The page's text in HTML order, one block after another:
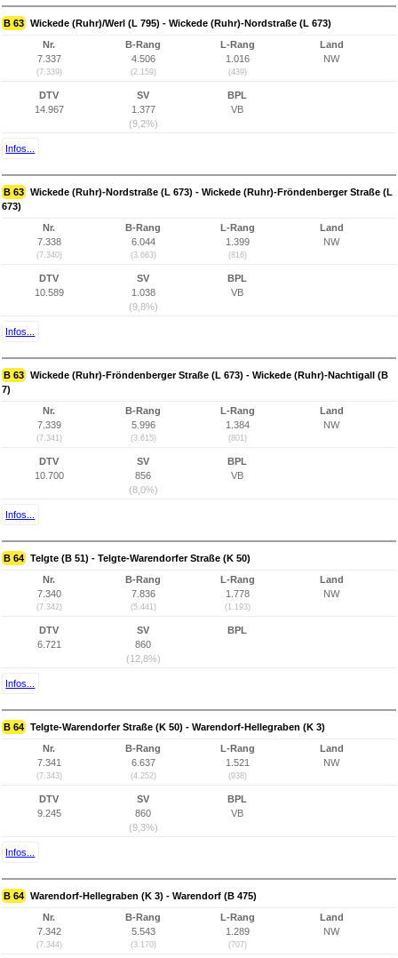
B 63 Wickede (Ruhr)/Werl (L 795) - Wickede (Ruhr)-Nordstraße (L 673)
Nr.
7.337
(7.339)
B-Rang
4.506
(2.159)
L-Rang
1.016
(439)
Land
NW
DTV
14.967
SV
1.377
(9,2%)
BPL
VB
Infos...
B 63 Wickede (Ruhr)-Nordstraße (L 673) - Wickede (Ruhr)-Fröndenberger Straße (L
673)
Nr.
7.338
(7.340)
B-Rang
6.044
(3.663)
L-Rang
1.399
(816)
Land
NW
DTV
10.589
SV
1.038
(9,8%)
BPL
VB
Infos...
B 63 Wickede (Ruhr)-Fröndenberger Straße (L 673) - Wickede (Ruhr)-Nachtigall (B
7)
Nr.
7.339
(7.341)
B-Rang
5.996
(3.615)
L-Rang
1.384
(801)
Land
NW
DTV
10.700
SV
856
(8,0%)
BPL
VB
Infos...
B 64 Telgte (B 51) - Telgte-Warendorfer Straße (K 50)
Nr.
7.340
(7.342)
B-Rang
7.836
(5.441)
L-Rang
1.778
(1.193)
Land
NW
DTV
6.721
SV
860
(12,8%)
BPL
Infos...
B 64 Telgte-Warendorfer Straße (K 50) - Warendorf-Hellegraben (K 3)
Nr.
7.341
(7.343)
B-Rang
6.637
(4.252)
L-Rang
1.521
(938)
Land
NW
DTV
9.245
SV
860
(9,3%)
BPL
VB
Infos...
B 64 Warendorf-Hellegraben (K 3) - Warendorf (B 475)
Nr.
7.342
(7.344)
B-Rang
5.543
(3.170)
L-Rang
1.289
(707)
Land
NW